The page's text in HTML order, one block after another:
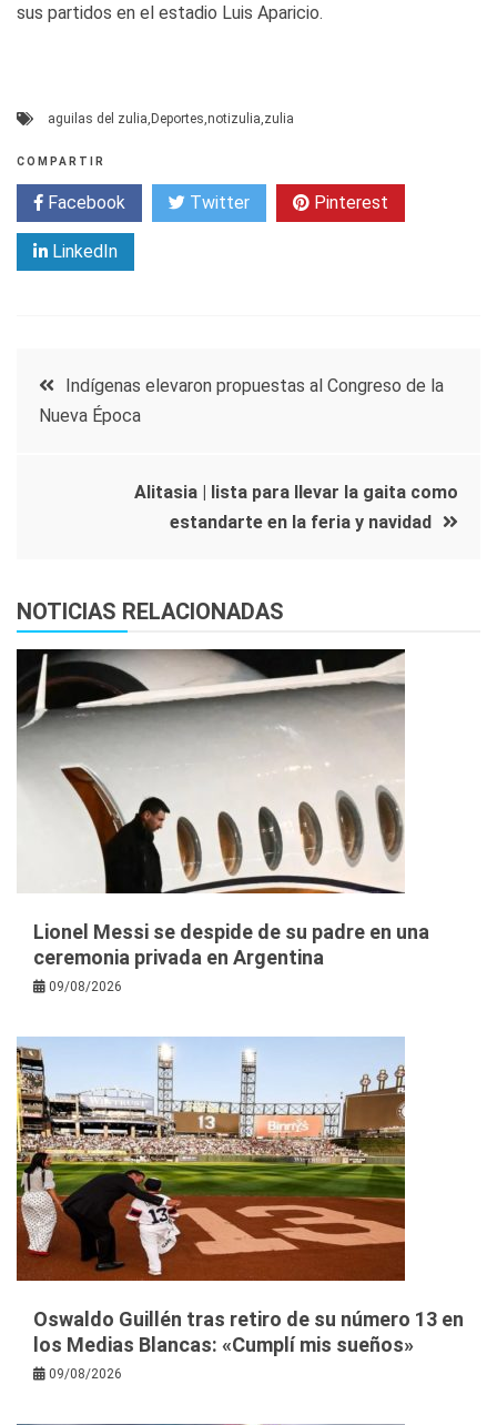
sus partidos en el estadio Luis Aparicio.
aguilas del zulia,Deportes,notizulia,zulia
COMPARTIR
Facebook Twitter Pinterest
LinkedIn
Navegación
entradas
Indígenas elevaron propuestas al Congreso de la
Nueva Época
Alitasia | lista para llevar la gaita como
estandarte en la feria y navidad
NOTICIAS RELACIONADAS
Lionel Messi se despide de su padre en una
ceremonia privada en Argentina
09/08/2026
Oswaldo Guillén tras retiro de su número 13 en
los Medias Blancas: «Cumplí mis sueños»
09/08/2026